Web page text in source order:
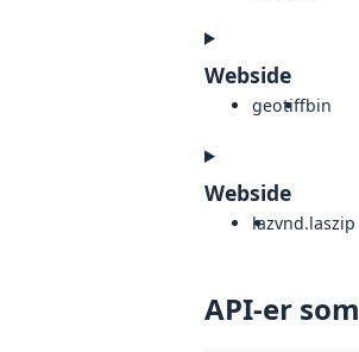
Webside
geotiffbin
Webside
lazvnd.laszip
API-er